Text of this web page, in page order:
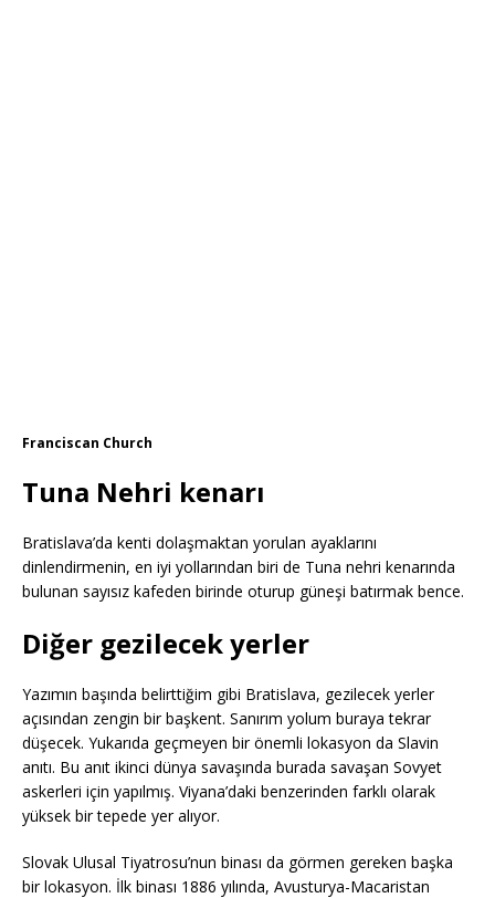
Franciscan Church
Tuna Nehri kenarı
Bratislava’da kenti dolaşmaktan yorulan ayaklarını
dinlendirmenin, en iyi yollarından biri de Tuna nehri kenarında
bulunan sayısız kafeden birinde oturup güneşi batırmak bence.
Diğer gezilecek yerler
Yazımın başında belirttiğim gibi Bratislava, gezilecek yerler
açısından zengin bir başkent. Sanırım yolum buraya tekrar
düşecek. Yukarıda geçmeyen bir önemli lokasyon da Slavin
anıtı. Bu anıt ikinci dünya savaşında burada savaşan Sovyet
askerleri için yapılmış. Viyana’daki benzerinden farklı olarak
yüksek bir tepede yer alıyor.
Slovak Ulusal Tiyatrosu’nun binası da görmen gereken başka
bir lokasyon. İlk binası 1886 yılında, Avusturya-Macaristan